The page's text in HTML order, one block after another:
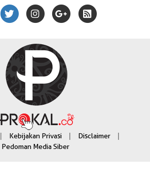
| Kebijakan Privasi | Disclaimer |
Pedoman Media Siber